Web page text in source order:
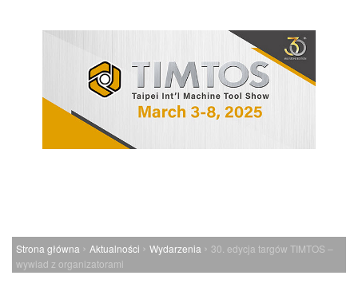
Strona główna › Aktualności › Wydarzenia › 30. edycja targów TIMTOS –
wywiad z organizatorami